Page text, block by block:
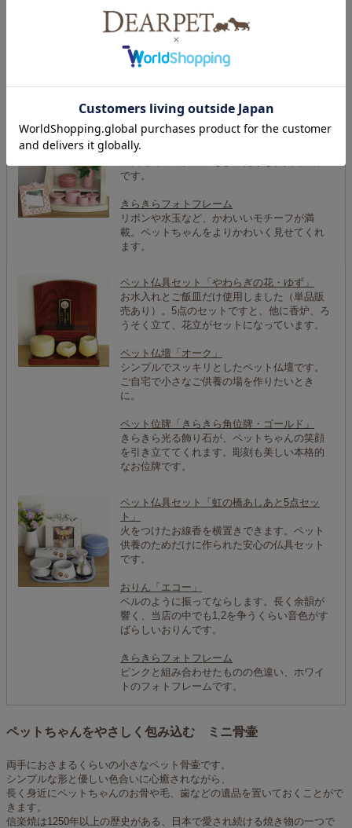
ペット仏具セット「香立てが選べる・グリー
ン」
香立てが犬・猫・祈り（メッセージプレー
ト）から選べるので、どんなペットちゃんの
ペット仏具セット「5点セット・ピンク」
シンプルなデザインで小さめサイズなので、
です。
きらきらフォトフレーム
リボンや水玉など、かわいいモチーフが満
載。ペットちゃんをよりかわいく見せてくれ
ます。
ペット仏具セット「やわらぎの花・ゆず」
お水入れとご飯皿だけ使用しました（単品販
売あり）。5点のセットですと、他に香炉、ろ
うそく立て、花立がセットになっています。
ペット仏壇「オーク」
シンプルでスッキリとしたペット仏壇です。
ご自宅で小さなご供養の場を作りたいとき
に。
ペット位牌「きらきら角位牌・ゴールド」
きらきら光る飾り石が、ペットちゃんの笑顔
を引き立ててくれます。彫刻も美しい本格的
なお位牌です。
ペット仏具セット「虹の橋あしあと5点セッ
ト」
火をつけたお線香を横置きできます。ペット
供養のためだけに作られた安心の仏具セット
です。
おりん「エコー」
ベルのように振ってならします。長く余韻が
響く、当店の中でも1,2を争うくらい音色がす
ばらしいおりんです。
きらきらフォトフレーム
ピンクと組み合わせたものの色違い、ホワイ
トのフォトフレームです。
ペットちゃんをやさしく包み込む ミニ骨壷
両手におさまるくらいの小さなペット骨壷です。
シンプルな形と優しい色合いに心癒されながら、
長く身近にペットちゃんのお骨や毛、歯などの遺品を置いておくことがで
きます。
信楽焼は1250年以上の歴史がある、日本で愛され続ける焼き物の一つで